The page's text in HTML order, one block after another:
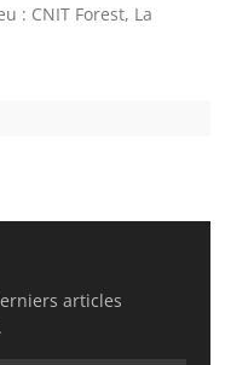
: CNIT Forest, La
articles